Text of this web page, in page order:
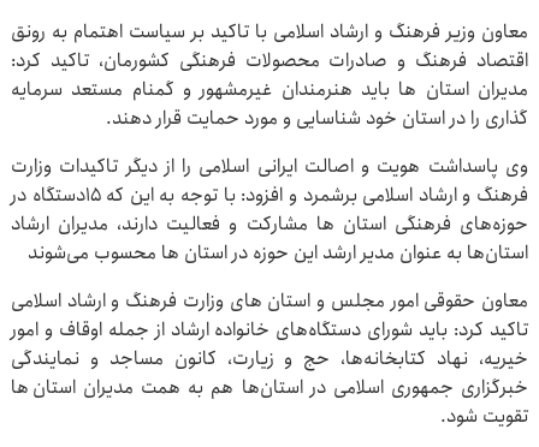
معاون وزیر فرهنگ و ارشاد اسلامی با تاکید بر سیاست اهتمام به رونق
اقتصاد فرهنگ و صادرات محصولات فرهنگی کشورمان، تاکید کرد:
مدیران استان ها باید هنرمندان غیرمشهور و گمنام مستعد سرمایه
گذاری را در استان خود شناسایی و مورد حمایت قرار دهند.
وی پاسداشت هویت و اصالت ایرانی اسلامی را از دیگر تاکیدات وزارت
فرهنگ و ارشاد اسلامی برشمرد و افزود: با توجه به این که ۱۵دستگاه در
حوزه‌های فرهنگی استان ها مشارکت و فعالیت دارند، مدیران ارشاد
استان‌ها به عنوان مدیر ارشد این حوزه در استان ها محسوب می‌شوند
معاون حقوقی امور مجلس و استان های وزارت فرهنگ و ارشاد اسلامی
تاکید کرد: باید شورای دستگاه‌های خانواده ارشاد از جمله اوقاف و امور
خیریه، نهاد کتابخانه‌ها، حج و زیارت، کانون مساجد و نمایندگی
خبرگزاری جمهوری اسلامی در استان‌ها هم به همت مدیران استان ها
تقویت شود.